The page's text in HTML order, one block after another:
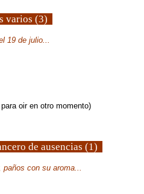
varios (3)
19 de julio...
oir en otro momento)
de ausencias (1)
paños con su aroma...